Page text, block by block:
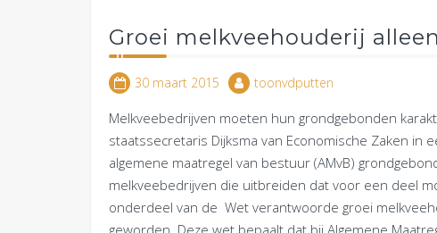
Groei melkveehouderij
30 maart 2015 toonvdputten
Melkveebedrijven moeten hun grondgebonden
staatssecretaris Dijksma van Economische Zaken in
algemene maatregel van bestuur (AMvB)
melkveebedrijven die uitbreiden dat voor een deel
onderdeel van de Wet verantwoorde groei
geworden. Deze wet bepaalt dat bij Algemene